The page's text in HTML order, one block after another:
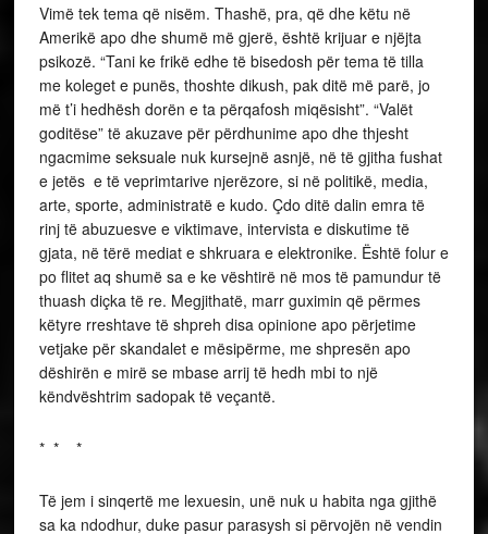
Vimë tek tema që nisëm. Thashë, pra, që dhe këtu në
Amerikë apo dhe shumë më gjerë, është krijuar e njëjta
psikozë. “Tani ke frikë edhe të bisedosh për tema të tilla
me koleget e punës, thoshte dikush, pak ditë më parë, jo
më t’i hedhësh dorën e ta përqafosh miqësisht”. “Valët
goditëse” të akuzave për përdhunime apo dhe thjesht
ngacmime seksuale nuk kursejnë asnjë, në të gjitha fushat
e jetës e të veprimtarive njerëzore, si në politikë, media,
arte, sporte, administratë e kudo. Çdo ditë dalin emra të
rinj të abuzuesve e viktimave, intervista e diskutime të
gjata, në tërë mediat e shkruara e elektronike. Është folur e
po flitet aq shumë sa e ke vështirë në mos të pamundur të
thuash diçka të re. Megjithatë, marr guximin që përmes
këtyre rreshtave të shpreh disa opinione apo përjetime
vetjake për skandalet e mësipërme, me shpresën apo
dëshirën e mirë se mbase arrij të hedh mbi to një
këndvështrim sadopak të veçantë.
* * *
Të jem i sinqertë me lexuesin, unë nuk u habita nga gjithë
sa ka ndodhur, duke pasur parasysh si përvojën në vendin